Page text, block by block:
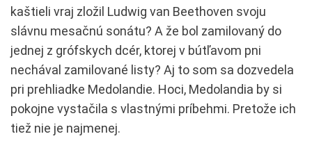
kaštieli vraj zložil Ludwig van Beethoven svoju
slávnu mesačnú sonátu? A že bol zamilovaný do
jednej z grófskych dcér, ktorej v bútľavom pni
nechával zamilované listy? Aj to som sa dozvedela
pri prehliadke Medolandie. Hoci, Medolandia by si
pokojne vystačila s vlastnými príbehmi. Pretože ich
tiež nie je najmenej.